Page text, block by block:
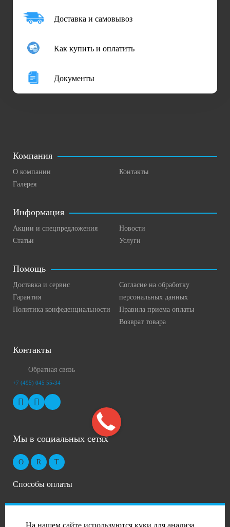
На нашем сайте используются куки для анализа
Доставка и самовывоз
Как купить и оплатить
Документы
Компания
О компании
Галерея
Контакты
Информация
Акции и спецпредложения
Статьи
Новости
Услуги
Помощь
Доставка и сервис
Гарантия
Политика конфеденциальности
Согласие на обработку
персональных данных
Правила приема оплаты
Возврат товара
Контакты
Обратная связь
+7 (495) 045 55-34
Мы в социальных сетях
Способы оплаты